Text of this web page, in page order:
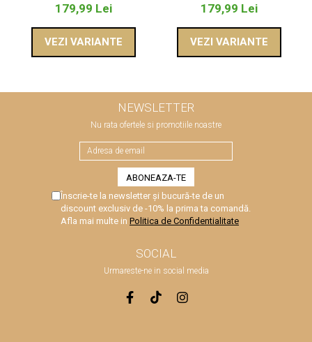
179,99 Lei
VEZI VARIANTE
179,99 Lei
VEZI VARIANTE
NEWSLETTER
Nu rata ofertele si promotiile noastre
Înscrie-te la newsletter și bucură-te de un
discount exclusiv de -10% la prima ta comandă.
Afla mai multe in Politica de Confidentialitate
SOCIAL
Urmareste-ne in social media